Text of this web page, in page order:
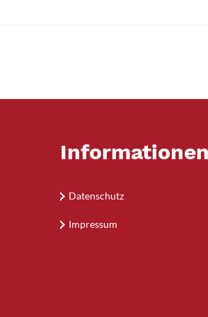
Datenschutz
Impressum